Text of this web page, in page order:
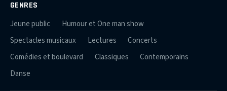
GENRES
Jeune public
Humour et One man show
Spectacles musicaux
Lectures
Concerts
Comédies et boulevard
Classiques
Contemporains
Danse